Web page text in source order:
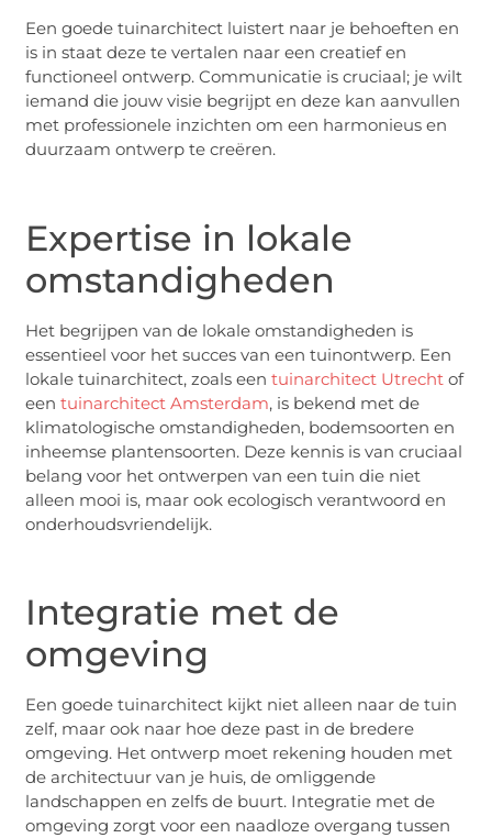
Een goede tuinarchitect luistert naar je behoeften en
is in staat deze te vertalen naar een creatief en
functioneel ontwerp. Communicatie is cruciaal; je wilt
iemand die jouw visie begrijpt en deze kan aanvullen
met professionele inzichten om een harmonieus en
duurzaam ontwerp te creëren.
Expertise in lokale
omstandigheden
Het begrijpen van de lokale omstandigheden is
essentieel voor het succes van een tuinontwerp. Een
lokale tuinarchitect, zoals eentuinarchitect Utrecht of
eentuinarchitect Amsterdam, is bekend met de
klimatologische omstandigheden, bodemsoorten en
inheemse plantensoorten. Deze kennis is van cruciaal
belang voor het ontwerpen van een tuin die niet
alleen mooi is, maar ook ecologisch verantwoord en
onderhoudsvriendelijk.
Integratie met de
omgeving
Een goede tuinarchitect kijkt niet alleen naar de tuin
zelf, maar ook naar hoe deze past in de bredere
omgeving. Het ontwerp moet rekening houden met
de architectuur van je huis, de omliggende
landschappen en zelfs de buurt. Integratie met de
omgeving zorgt voor een naadloze overgang tussen